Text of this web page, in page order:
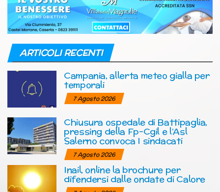
ARTICOLI RECENTI
Campania, allerta meteo gialla per
temporali
7 Agosto 2026
Chiusura ospedale di Battipaglia,
pressing della Fp-Cgil e l’Asl
Salerno convoca I sindacati
7 Agosto 2026
Inail, online la brochure per
difendersi dalle ondate di Calore